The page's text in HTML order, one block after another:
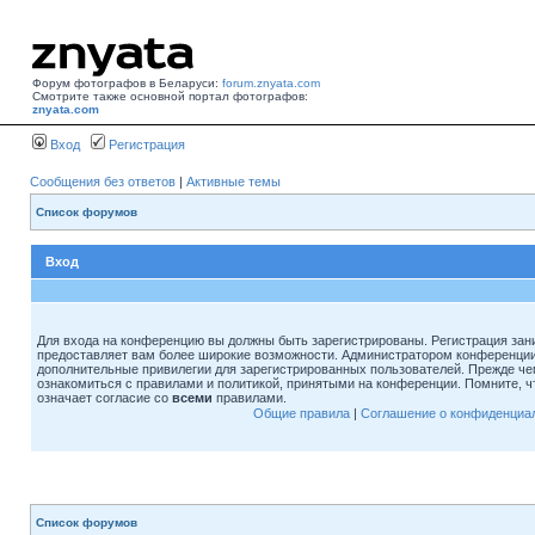
Форум фотографов в Беларуси: forum.znyata.com
Смотрите также основной портал фотографов:
znyata.com
Вход Регистрация
Сообщения без ответов | Активные темы
Список форумов
Вход
Для входа на конференцию вы должны быть зарегистрированы. Регистрация
предоставляет вам более широкие возможности. Администратором
дополнительные привилегии для зарегистрированных пользователей. Прежде
ознакомиться с правилами и политикой, принятыми на конференции. Помните,
означает согласие со всеми правилами.
Общие правила| Соглашение о
Список форумов